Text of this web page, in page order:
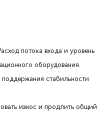
потока входа и уровень
оборудования.
стабильности
износ и продлить общий